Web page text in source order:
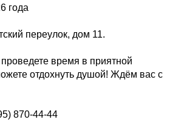
года
переулок, дом 11.
время в приятной
отдохнуть душой! Ждём вас с
870-44-44